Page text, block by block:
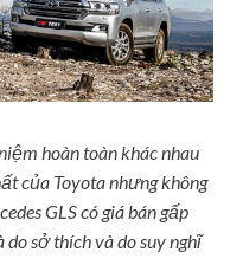
hoàn toàn khác nhau
của Toyota nhưng không
GLS có giá bán gấp
sở thích và do suy nghĩ